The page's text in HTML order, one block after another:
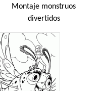
Montaje monstruos
divertidos